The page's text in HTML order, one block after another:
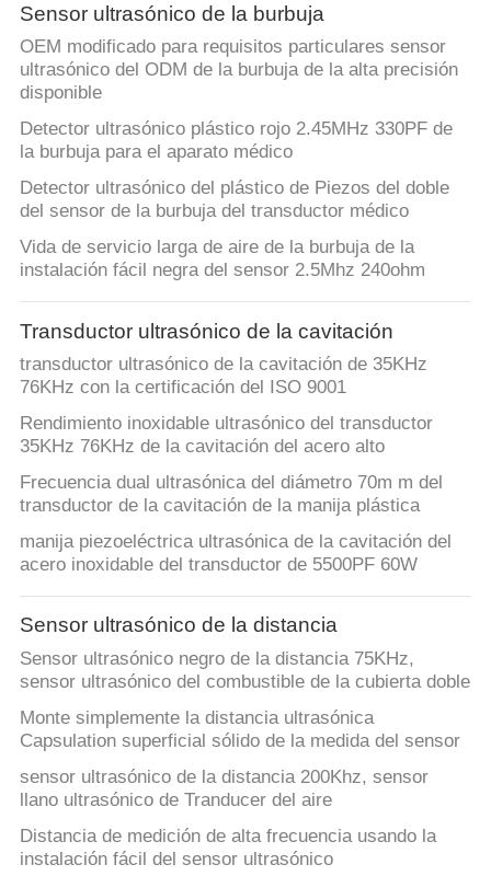
Sensor ultrasónico de la burbuja
OEM modificado para requisitos particulares sensor
ultrasónico del ODM de la burbuja de la alta precisión
disponible
Detector ultrasónico plástico rojo 2.45MHz 330PF de
la burbuja para el aparato médico
Detector ultrasónico del plástico de Piezos del doble
del sensor de la burbuja del transductor médico
Vida de servicio larga de aire de la burbuja de la
instalación fácil negra del sensor 2.5Mhz 240ohm
Transductor ultrasónico de la cavitación
transductor ultrasónico de la cavitación de 35KHz
76KHz con la certificación del ISO 9001
Rendimiento inoxidable ultrasónico del transductor
35KHz 76KHz de la cavitación del acero alto
Frecuencia dual ultrasónica del diámetro 70m m del
transductor de la cavitación de la manija plástica
manija piezoeléctrica ultrasónica de la cavitación del
acero inoxidable del transductor de 5500PF 60W
Sensor ultrasónico de la distancia
Sensor ultrasónico negro de la distancia 75KHz,
sensor ultrasónico del combustible de la cubierta doble
Monte simplemente la distancia ultrasónica
Capsulation superficial sólido de la medida del sensor
sensor ultrasónico de la distancia 200Khz, sensor
llano ultrasónico de Tranducer del aire
Distancia de medición de alta frecuencia usando la
instalación fácil del sensor ultrasónico